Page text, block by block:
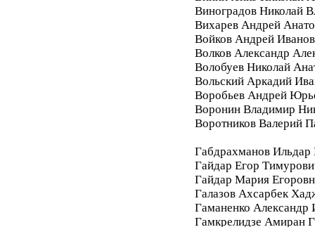
Виноградов Николай
Вихарев Андрей
Войков Андрей
Волков Александр
Волобуев Николай
Вольский Аркадий
Воробьев Андрей
Воронин Владимир
Воротников Валерий
Габдрахманов Ильдар
Гайдар Егор
Гайдар Мария
Галазов Ахсарбек
Гаманенко Александр
Гамкрелидзе Амиран